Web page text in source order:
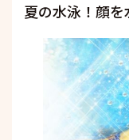
夏の水泳！顔